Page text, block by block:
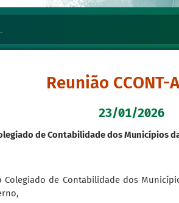
Reunião CCONT-
23/01/2026
de Contabilidade dos Municípios da
de Contabilidade dos